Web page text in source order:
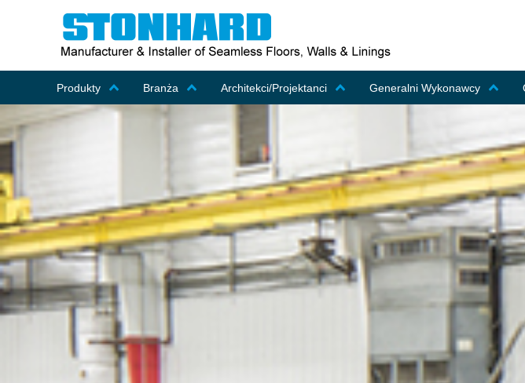
Produkty Branża Architekci/Projektanci Generalni Wykonawcy